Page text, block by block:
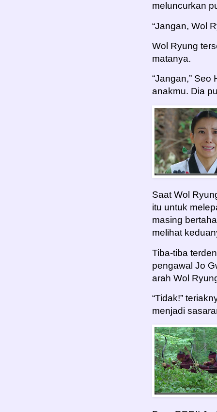
meluncurkan
“Jangan, Wol
Wol Ryung
matanya.
“Jangan,”
anakmu. Dia
Saat Wol
itu untuk
masing
melihat
Tiba-tiba
pengawal Jo
arah Wol
“Tidak!”
menjadi